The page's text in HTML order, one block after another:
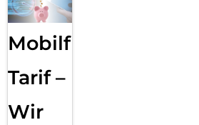
Mobilfunk
Tarif –
Wir